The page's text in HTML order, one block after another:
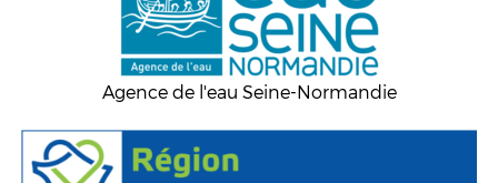
Agence de l'eau Seine-Normandie